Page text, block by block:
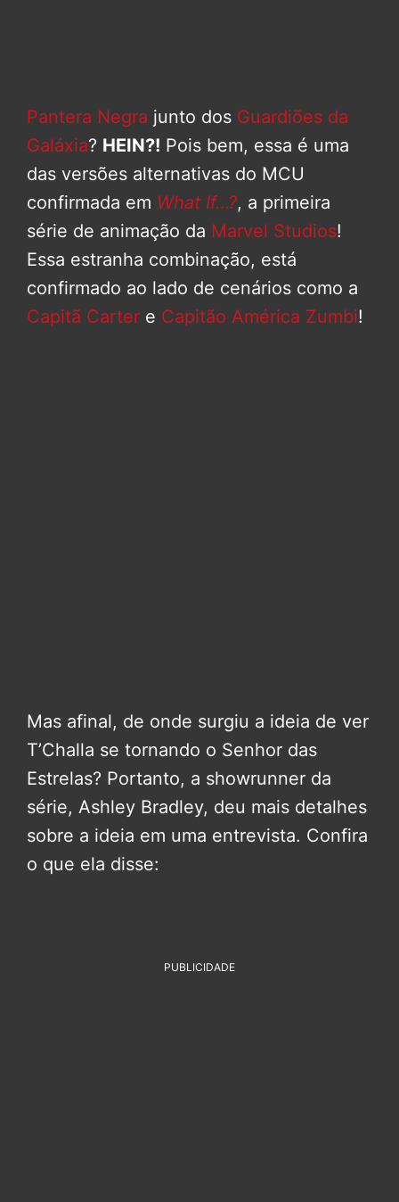
Pantera Negra junto dos Guardiões da
Galáxia? HEIN?! Pois bem, essa é uma
das versões alternativas do MCU
confirmada em What If…?, a primeira
série de animação da Marvel Studios!
Essa estranha combinação, está
confirmado ao lado de cenários como a
Capitã Carter e Capitão América Zumbi!
Mas afinal, de onde surgiu a ideia de ver
T’Challa se tornando o Senhor das
Estrelas? Portanto, a showrunner da
série, Ashley Bradley, deu mais detalhes
sobre a ideia em uma entrevista. Confira
o que ela disse:
PUBLICIDADE